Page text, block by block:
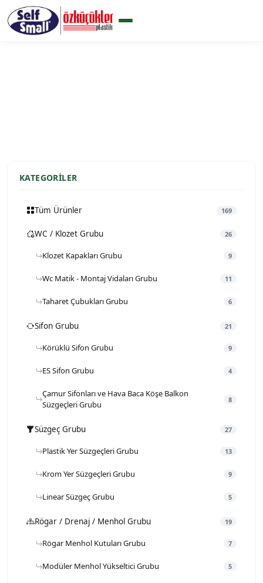
KATEGORILER
Tüm Ürünler 169
WC / Klozet Grubu 26
Klozet Kapakları Grubu 9
Wc Matik - Montaj Vidaları Grubu 11
Taharet Çubukları Grubu 6
Sifon Grubu 21
Körüklü Sifon Grubu 9
ES Sifon Grubu 4
Çamur Sifonları ve Hava Baca Köşe Balkon
Süzgeçleri Grubu
8
Süzgeç Grubu 27
Plastik Yer Süzgeçleri Grubu 13
Krom Yer Süzgeçleri Grubu 9
Linear Süzgeç Grubu 5
Rögar / Drenaj / Menhol Grubu 19
Rögar Menhol Kutuları Grubu 7
Modüler Menhol Yükseltici Grubu 5